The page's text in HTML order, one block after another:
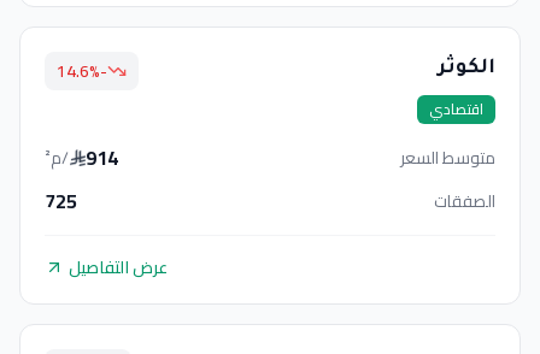
الكوثر
اقتصادي
-14.6
%
متوسط السعر 914
/م²
الصفقات
725
عرض التفاصيل